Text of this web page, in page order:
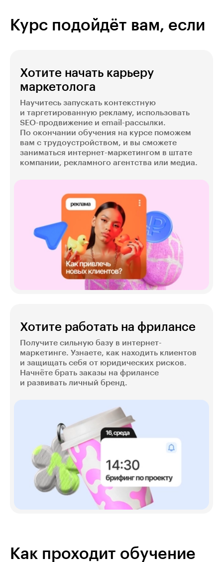
Курс подойдёт вам, если
Хотите начать карьеру
маркетолога
Научитесь запускать контекстную
и таргетированную рекламу, использовать
SEO-продвижение и email-рассылки.
По окончании обучения на курсе поможем
вам с трудоустройством, и вы сможете
заниматься интернет-маркетингом в штате
компании, рекламного агентства или медиа.
Хотите работать на фрилансе
Получите сильную базу в интернет-
маркетинге. Узнаете, как находить клиентов
и защищать себя от юридических рисков.
Начнёте брать заказы на фрилансе
и развивать личный бренд.
Как проходит обучение